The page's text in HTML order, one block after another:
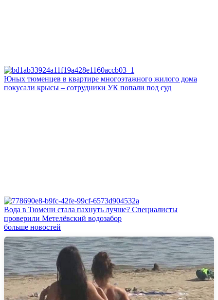
Юных тюменцев в квартире многоэтажного жилого дома
покусали крысы – сотрудники УК попали под суд
Вода в Тюмени стала пахнуть лучше? Специалисты
проверили Метелёвский водозабор
больше новостей